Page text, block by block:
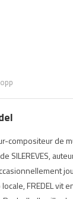
compositeur de
SILEREVES,
FREDEL vit